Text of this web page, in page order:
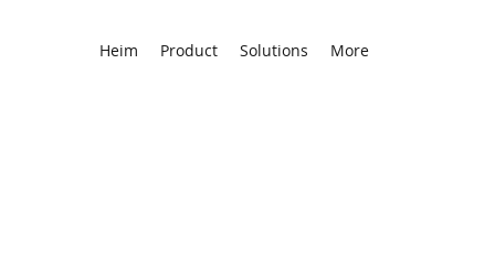
Heim Product Solutions More